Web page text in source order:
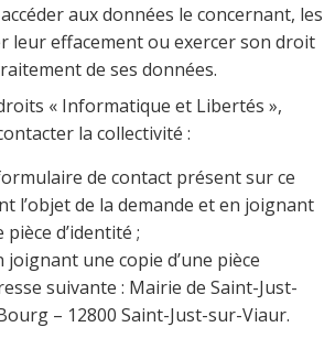
aux données le concernant, les
leur effacement ou exercer son droit
de ses données.
« Informatique et Libertés »,
la collectivité :
de contact présent sur ce
l’objet de la demande et en joignant
pièce d’identité ;
une copie d’une pièce
suivante : Mairie de Saint-Just-
– 12800 Saint-Just-sur-Viaur.